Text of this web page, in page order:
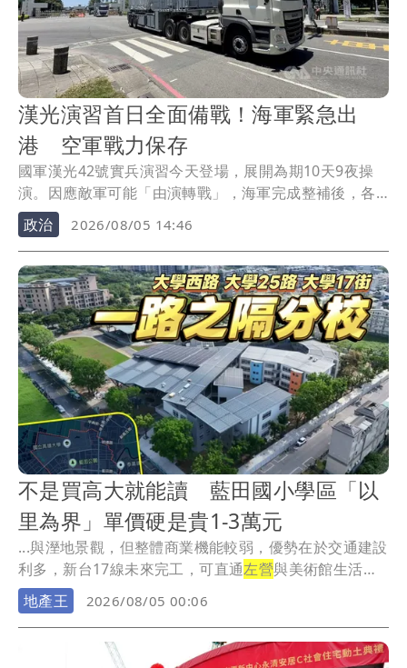
漢光演習首日全面備戰！海軍緊急出
港 空軍戰力保存
國軍漢光42號實兵演習今天登場，展開為期10天9夜操
演。因應敵軍可能「由演轉戰」，海軍完成整補後，各
式艦艇緊急出港前往疏泊區，機動雷達及飛彈車組進駐
戰術位置待命；空軍戰機同步戰備轉場實施戰力保存，
防空部隊也全面完成戰備部署。演習將依序驗證備戰部
署、戰力防護與保存、聯合反登陸、縱深防禦及持久作
戰等科目，強化部隊實戰應處能力。
政治 2026/08/05 14:46
不是買高大就能讀 藍田國小學區「以
里為界」單價硬是貴1-3萬元
...與溼地景觀，但整體商業機能較弱，優勢在於交通建設
利多，新台17線未來完工，可直通左營與美術館生活
圈。
地產王 2026/08/05 00:06